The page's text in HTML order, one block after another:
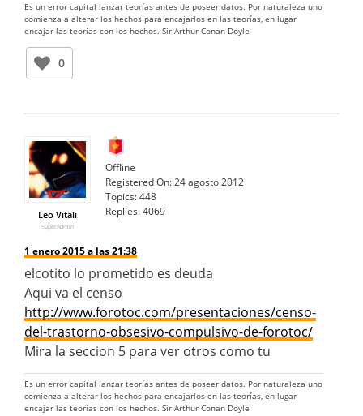
Es un error capital lanzar teorías antes de poseer datos. Por naturaleza uno
comienza a alterar los hechos para encajarlos en las teorías, en lugar
encajar las teorías con los hechos. Sir Arthur Conan Doyle
0
Leo Vitali
SuperAdmin
Offline
Registered On:24 agosto 2012
Topics:448
Replies:4069
1 enero 2015 a las 21:38
elcotito lo prometido es deuda
Aqui va el censo
http://www.forotoc.com/presentaciones/censo-
del-trastorno-obsesivo-compulsivo-de-forotoc/
Mira la seccion 5 para ver otros como tu
Es un error capital lanzar teorías antes de poseer datos. Por naturaleza uno
comienza a alterar los hechos para encajarlos en las teorías, en lugar
encajar las teorías con los hechos. Sir Arthur Conan Doyle